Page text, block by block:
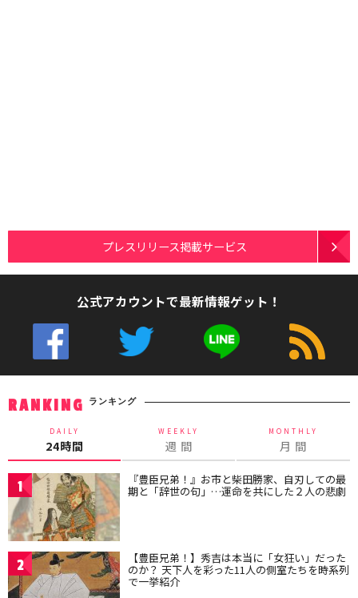
プレスリリース掲載サービス
公式アカウントで最新情報ゲット！
RANKING ランキング
DAILY
24時間
WEEKLY
週 間
MONTHLY
月 間
1 『豊臣兄弟！』お市と柴田勝家、自刃しての最
期と「辞世の句」…運命を共にした２人の悲劇
2 【豊臣兄弟！】秀吉は本当に「女狂い」だった
のか？ 天下人を彩った11人の側室たちを時系列
で一挙紹介